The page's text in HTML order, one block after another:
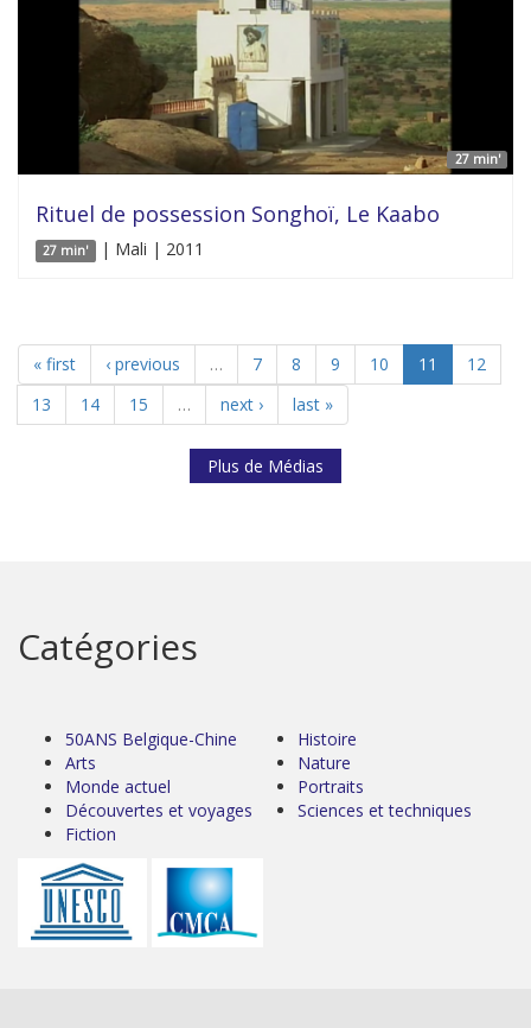
27 min'
Rituel de possession Songhoï, Le Kaabo
27 min' | Mali | 2011
« first ‹ previous … 7 8 9 10 11
12
13
14 15 … next › last »
Plus de Médias
Catégories
50ANS Belgique-Chine
Arts
Monde actuel
Découvertes et voyages
Fiction
Histoire
Nature
Portraits
Sciences et techniques